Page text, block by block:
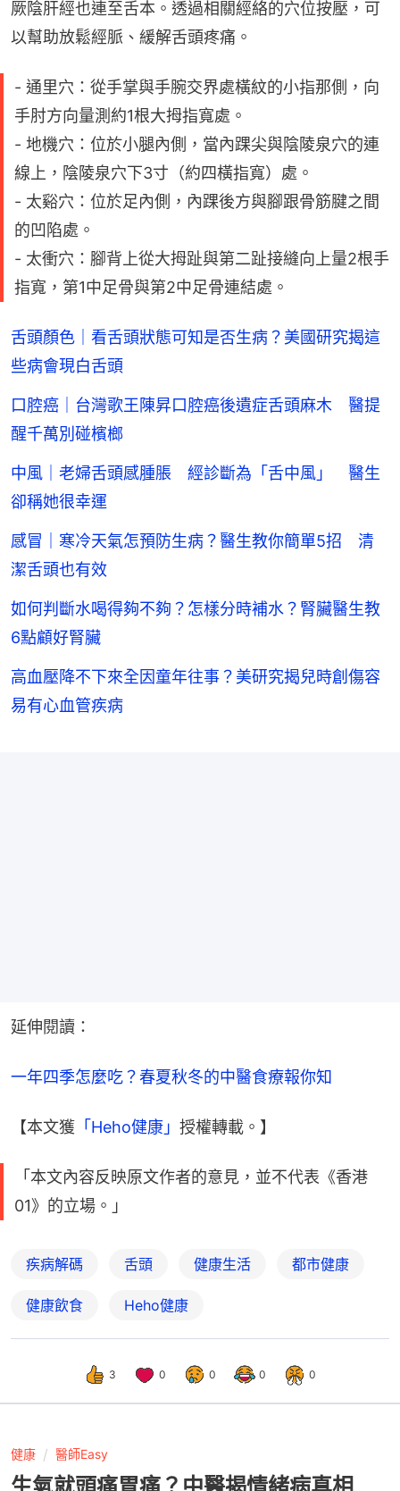
厥陰肝經也連至舌本。透過相關經絡的穴位按壓，可
以幫助放鬆經脈、緩解舌頭疼痛。
- 通里穴：從手掌與手腕交界處橫紋的小指那側，向
手肘方向量測約1根大拇指寬處。
- 地機穴：位於小腿內側，當內踝尖與陰陵泉穴的連
線上，陰陵泉穴下3寸（約四橫指寬）處。
- 太谿穴：位於足內側，內踝後方與腳跟骨筋腱之間
的凹陷處。
- 太衝穴：腳背上從大拇趾與第二趾接縫向上量2根手
指寬，第1中足骨與第2中足骨連結處。
舌頭顏色｜看舌頭狀態可知是否生病？美國研究揭這
些病會現白舌頭
口腔癌｜台灣歌王陳昇口腔癌後遺症舌頭麻木 醫提
醒千萬別碰檳榔
中風｜老婦舌頭感腫脹 經診斷為「舌中風」 醫生
卻稱她很幸運
感冒｜寒冷天氣怎預防生病？醫生教你簡單5招 清
潔舌頭也有效
如何判斷水喝得夠不夠？怎樣分時補水？腎臟醫生教
6點顧好腎臟
高血壓降不下來全因童年往事？美研究揭兒時創傷容
易有心血管疾病
延伸閱讀：
一年四季怎麼吃？春夏秋冬的中醫食療報你知
【本文獲 「Heho健康」 授權轉載。】
「本文內容反映原文作者的意見，並不代表《香港
01》的立場。」
疾病解碼 舌頭 健康生活 都市健康
健康飲食 Heho健康
3 0 0 0 0
健康 醫師Easy